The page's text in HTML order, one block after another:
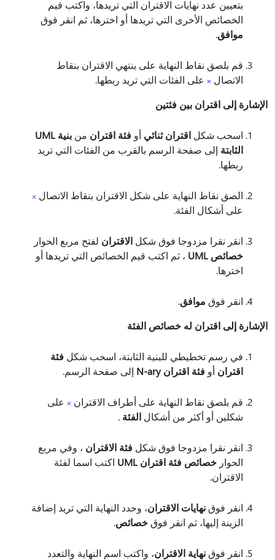
بتعيين عدد نهايات الاقتران التي تريدها، واكتب قيم
الخصائص الأخرى التي تريدها أو اخترها، ثم انقر فوق
موافق.
قم بلصق نقاط النهاية على ينتهي الاقتران بنقاط
الاتصال
على الفئات التي تريد ربطها.
الإشارة إلى اقتران بين فئتين
اسحب شكل اقتران ثنائي أو فئة اقتران من
بنية UML
الثابتة إلى صفحة الرسم بالقرب من الفئات التي تريد
ربطها.
الصق نقاط النهاية على شكل الاقتران بنقاط الاتصال
على أشكال الفئة.
انقر نقرا مزدوجا فوق شكل الاقتران لفتح مربع الحوار
خصائص UML
، ثم اكتب قيم الخصائص التي تريدها أو
اخترها.
انقر فوق موافق.
الإشارة إلى اقتران له خصائص الفئة
في رسم تخطيطي للبنية الثابتة، اسحب شكل فئة
اقتران أو فئة اقتران N-ary إلى صفحة الرسم.
قم بلصق نقاط النهاية على أطراف الاقتران
على
شكلين أو أكثر من أشكال الفئة .
انقر نقرا مزدوجا فوق شكل فئة الاقتران ، وفي مربع
الحوار خصائص فئة اقتران UML
اكتب اسما لفئة
الاقتران.
انقر فوق نهايات الاقتران، وحدد النهاية التي تريد إضافة
الزينة إليها، ثم انقر فوق خصائص.
انقر فوق نهاية الاقتران، واكتب اسم النهاية والتعدد